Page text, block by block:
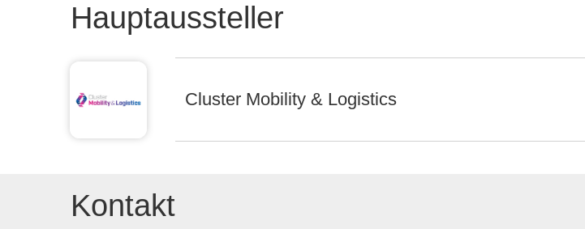
Hauptaussteller
Cluster Mobility & Logistics
Kontakt